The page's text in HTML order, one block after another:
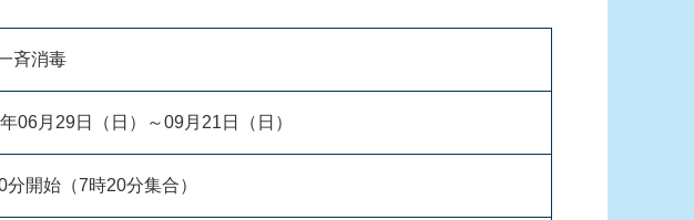
斉消毒
06月29日（日）～09月21日（日）
分開始（7時20分集合）